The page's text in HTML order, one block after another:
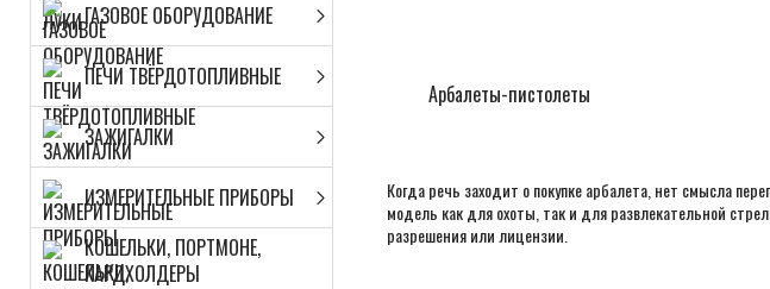
ГАЗОВОЕ ОБОРУДОВАНИЕ
ПЕЧИ ТВЁРДОТОПЛИВНЫЕ
ЗАЖИГАЛКИ
ИЗМЕРИТЕЛЬНЫЕ ПРИБОРЫ
КОШЕЛЬКИ, ПОРТМОНЕ,
КАРДХОЛДЕРЫ
Арбалеты-пистолеты
Когда речь заходит о покупке арбалета, нет смысла
модель как для охоты, так и для развлекательной
разрешения или лицензии.